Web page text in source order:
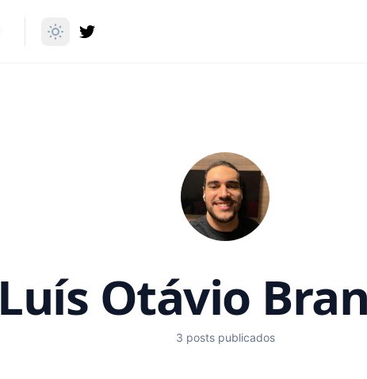
Luís Otávio
3 posts publicados